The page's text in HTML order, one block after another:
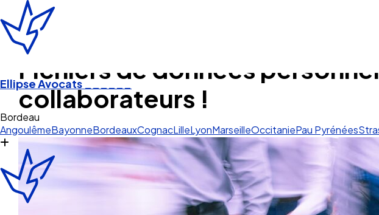
Ellipse Avocats______
Cogn
AngoulêmeBayonneBordeauxCognacLilleLyonMarseilleOccitaniePau Pyrénées
Fichiers de données
collaborateurs !